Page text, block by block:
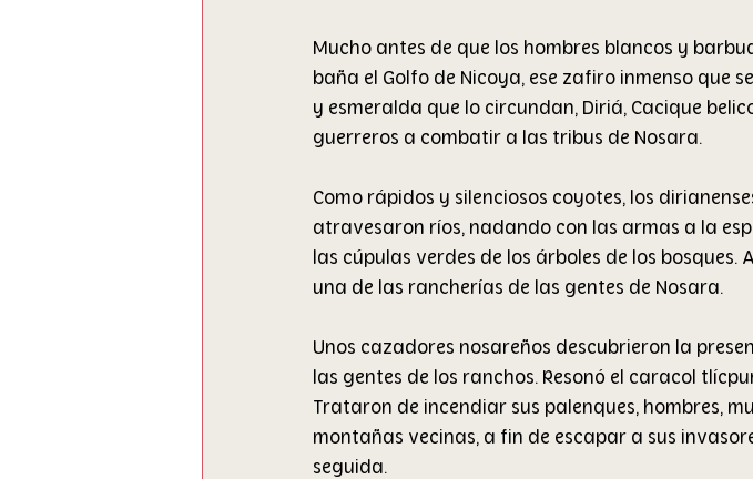
Mucho antes de que los hombres blancos y
baña el Golfo de Nicoya, ese zafiro inmenso que
y esmeralda que lo circundan, Diriá, Cacique
guerreros a combatir a las tribus de Nosara.
Como rápidos y silenciosos coyotes, los
atravesaron ríos, nadando con las armas a la
las cúpulas verdes de los árboles de los
una de las rancherías de las gentes de Nosara.
Unos cazadores nosareños descubrieron la
las gentes de los ranchos. Resonó el caracol
Trataron de incendiar sus palenques, hombres,
montañas vecinas, a fin de escapar a sus
seguida.